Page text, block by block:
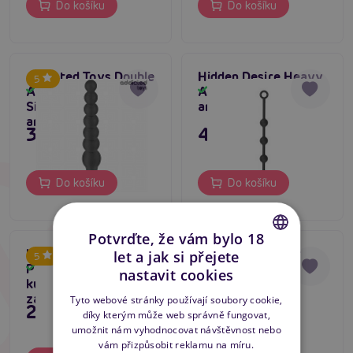
Do košíku Do košíku
5
Addicted Toys Double
Anal Massager
Silicone (24 cm),
anální stimulátor
Skladem
395 Kč
Do košíku
Hidden Desire Heavy
Anal Balls (Medium),
anální kuličky
495 Kč
Do košíku
5
Lola Bubbles Anal
Plug (Black), anální
kuličky pro
začátečníky
Skladem
295 Kč
Anal Pearls black
Skladem
189 Kč
ENGLISH
Potvrďte, že vám bylo 18
let a jak si přejete
nastavit cookies
Tyto webové stránky používají soubory cookie,
díky kterým může web správně fungovat,
umožnit nám vyhodnocovat návštěvnost nebo
vám přizpůsobit reklamu na míru.